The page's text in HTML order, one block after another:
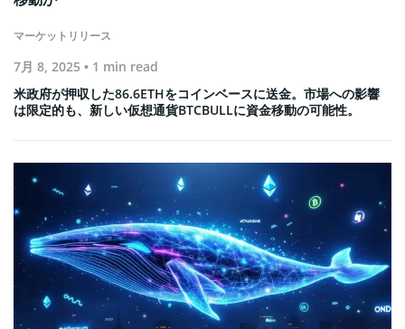
マーケットリリース
7月 8, 2025 • 1 min read
米政府が押収した86.6ETHをコインベースに送金。市場への影響
は限定的も、新しい仮想通貨BTCBULLに資金移動の可能性。